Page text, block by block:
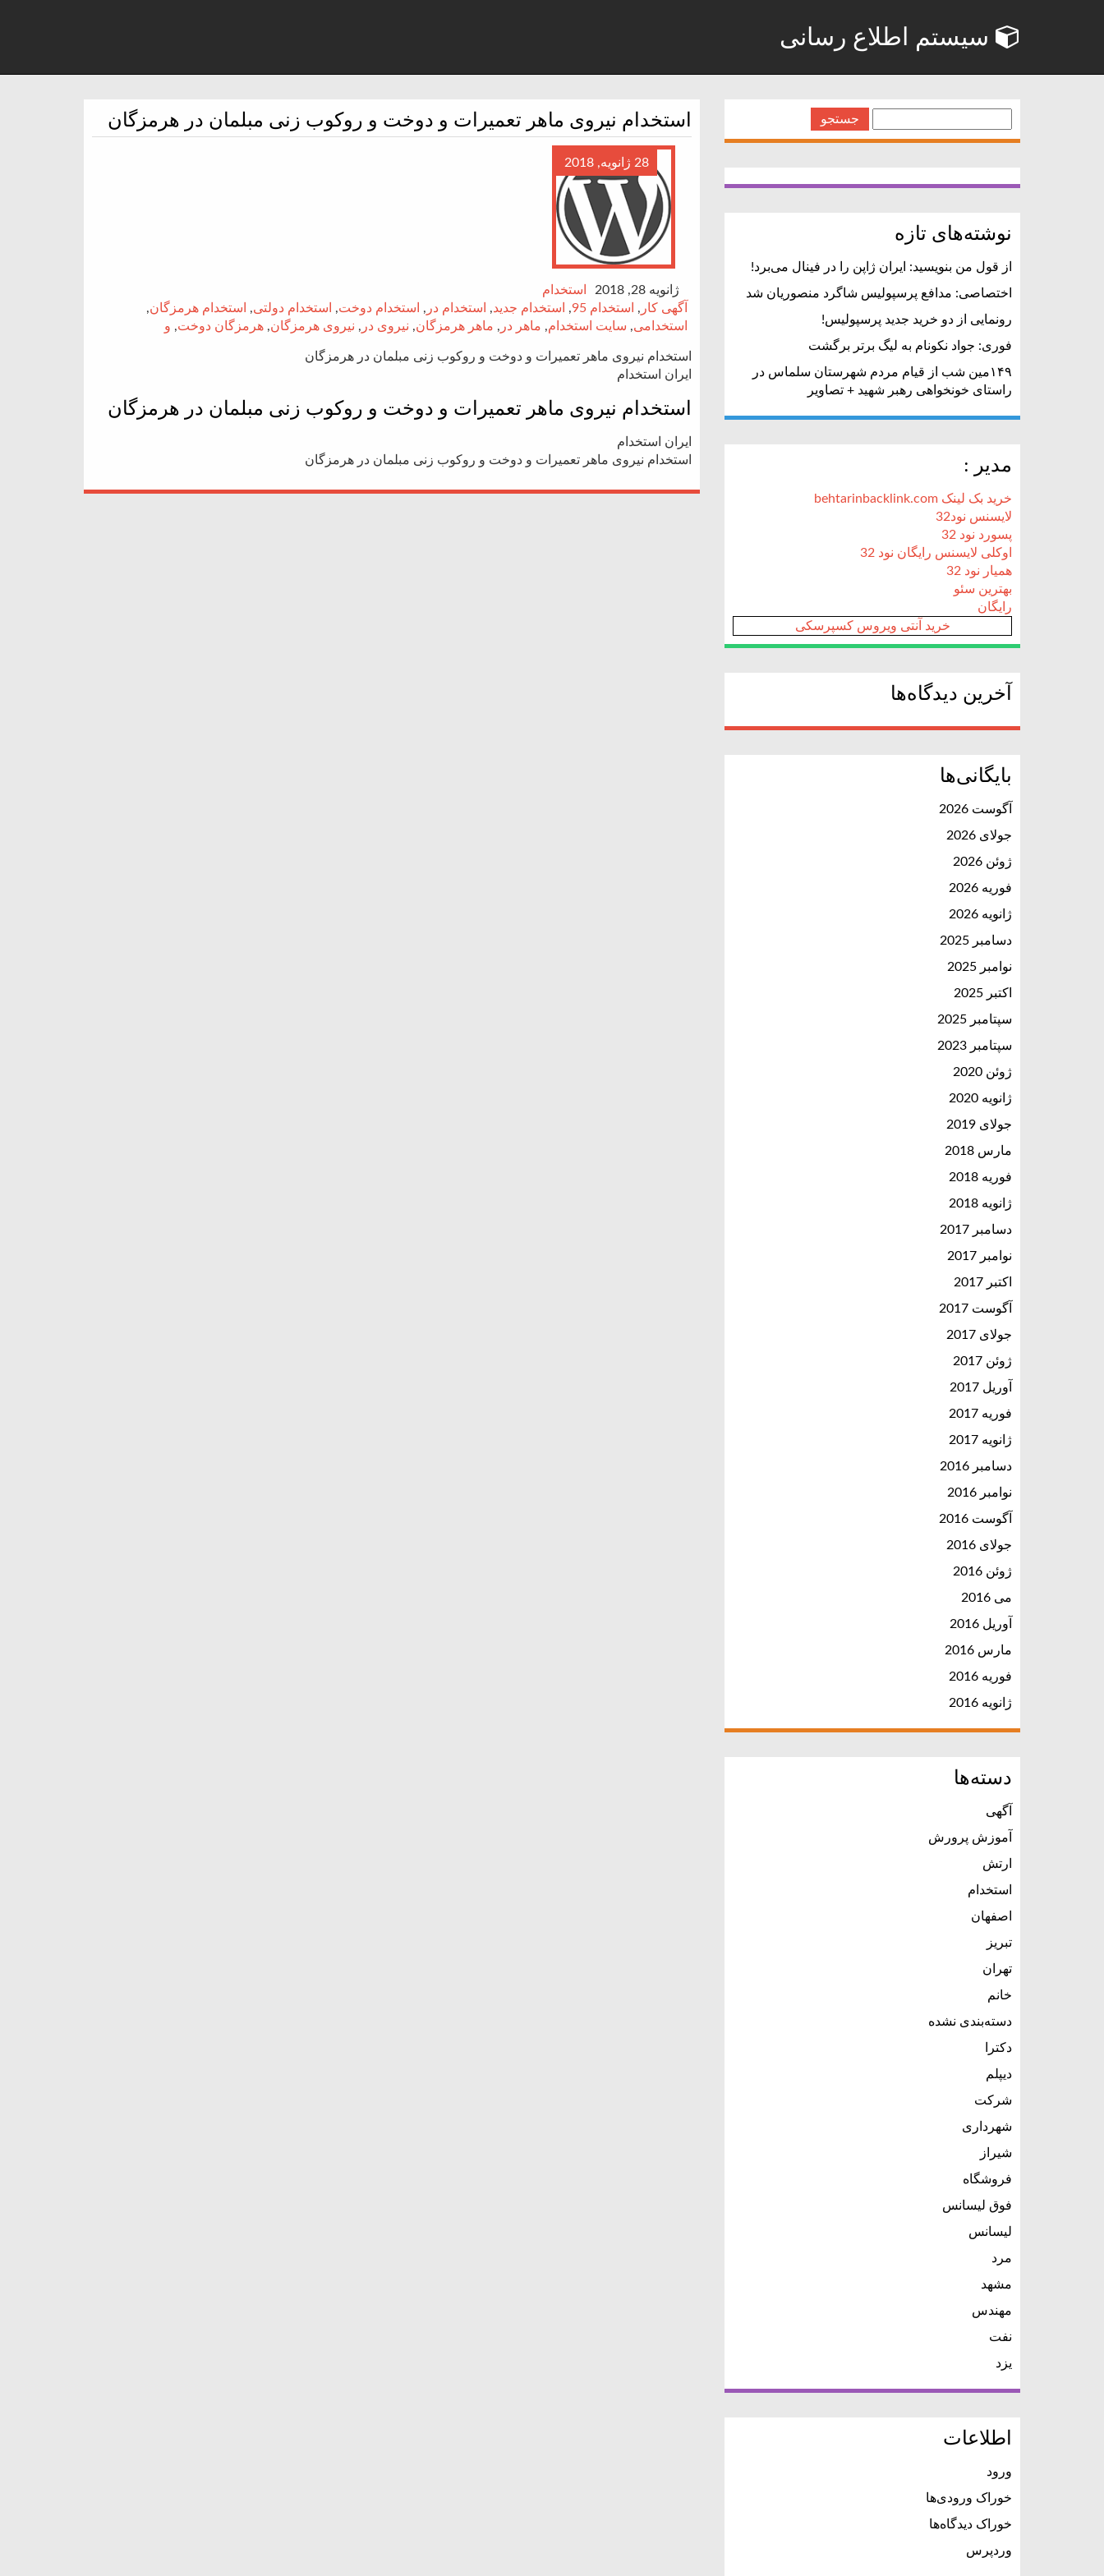
سیستم اطلاع رسانی
استخدام نیروی ماهر تعمیرات و دوخت و روکوب زنی مبلمان در هرمزگان
28 ژانویه, 2018
ژانویه 28, 2018
استخدام
آگهی کار , استخدام 95 , استخدام جدید, استخدام در , استخدام دوخت, استخدام دولتی, استخدام هرمزگان,
استخدامی, سایت استخدام, ماهر در , ماهر هرمزگان, نیروی در , نیروی هرمزگان, هرمزگان دوخت, و
استخدام نیروی ماهر تعمیرات و دوخت و روکوب زنی مبلمان در هرمزگان
ایران استخدام
استخدام نیروی ماهر تعمیرات و دوخت و روکوب زنی مبلمان در هرمزگان
ایران استخدام
استخدام نیروی ماهر تعمیرات و دوخت و روکوب زنی مبلمان در هرمزگان
نوشته‌های تازه
از قول من بنویسید: ایران ژاپن را در فینال می‌برد!
اختصاصی: مدافع پرسپولیس شاگرد منصوریان شد
رونمایی از دو خرید جدید پرسپولیس!
فوری: جواد نکونام به لیگ برتر برگشت
۱۴۹مین شب از قیام مردم شهرستان سلماس در
راستای خونخواهی رهبر شهید + تصاویر
مدیر :
خرید بک لینک behtarinbacklink.com
لایسنس نود32
پسورد نود 32
اوکلی لایسنس رایگان نود 32
همیار نود 32
بهترین سئو
رایگان
خرید آنتی ویروس کسپرسکی
آخرین دیدگاه‌ها
بایگانی‌ها
آگوست 2026
جولای 2026
ژوئن 2026
فوریه 2026
ژانویه 2026
دسامبر 2025
نوامبر 2025
اکتبر 2025
سپتامبر 2025
سپتامبر 2023
ژوئن 2020
ژانویه 2020
جولای 2019
مارس 2018
فوریه 2018
ژانویه 2018
دسامبر 2017
نوامبر 2017
اکتبر 2017
آگوست 2017
جولای 2017
ژوئن 2017
آوریل 2017
فوریه 2017
ژانویه 2017
دسامبر 2016
نوامبر 2016
آگوست 2016
جولای 2016
ژوئن 2016
می 2016
آوریل 2016
مارس 2016
فوریه 2016
ژانویه 2016
دسته‌ها
آگهی
آموزش پرورش
ارتش
استخدام
اصفهان
تبریز
تهران
خانم
دسته‌بندی نشده
دکترا
دیپلم
شرکت
شهرداری
شیراز
فروشگاه
فوق لیسانس
لیسانس
مرد
مشهد
مهندس
نفت
یزد
اطلاعات
ورود
خوراک ورودی‌ها
خوراک دیدگاه‌ها
وردپرس